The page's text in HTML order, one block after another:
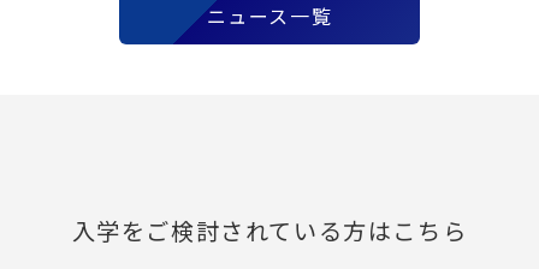
ニュース一覧
入学をご検討されている方はこちら